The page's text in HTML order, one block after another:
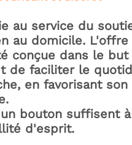
au service du
au domicile. L'offre
conçue dans le but
de faciliter le
en favorisant son
bouton suffisent à
d'esprit.